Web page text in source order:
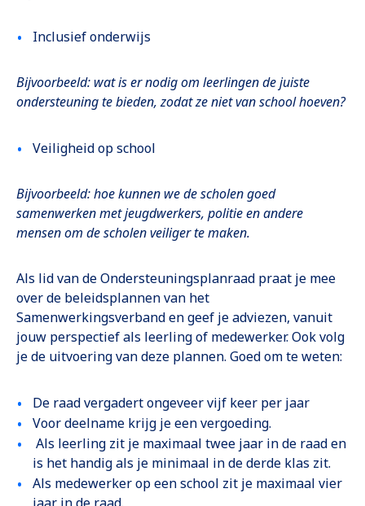
Inclusief onderwijs
Bijvoorbeeld: wat is er nodig om leerlingen de juiste
ondersteuning te bieden, zodat ze niet van school hoeven?
Veiligheid op school
Bijvoorbeeld: hoe kunnen we de scholen goed
samenwerken met jeugdwerkers, politie en andere
mensen om de scholen veiliger te maken.
Als lid van de Ondersteuningsplanraad praat je mee
over de beleidsplannen van het
Samenwerkingsverband en geef je adviezen, vanuit
jouw perspectief als leerling of medewerker. Ook volg
je de uitvoering van deze plannen. Goed om te weten:
De raad vergadert ongeveer vijf keer per jaar
Voor deelname krijg je een vergoeding.
Als leerling zit je maximaal twee jaar in de raad en
is het handig als je minimaal in de derde klas zit.
Als medewerker op een school zit je maximaal vier